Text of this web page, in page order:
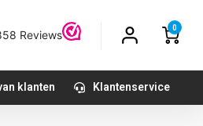
0
klanten Klantenservice